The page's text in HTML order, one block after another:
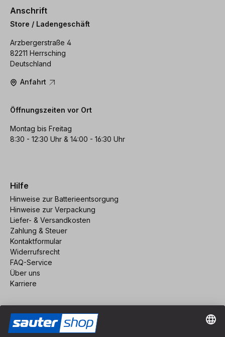
Anschrift
Store / Ladengeschäft
Arzbergerstraße 4
82211 Herrsching
Deutschland
Anfahrt
Öffnungszeiten vor Ort
Montag bis Freitag
8:30 - 12:30 Uhr & 14:00 - 16:30 Uhr
Hilfe
Hinweise zur Batterieentsorgung
Hinweise zur Verpackung
Liefer- & Versandkosten
Zahlung & Steuer
Kontaktformular
Widerrufsrecht
FAQ-Service
Über uns
Karriere